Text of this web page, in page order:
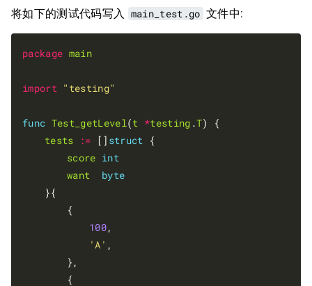
将如下的测试代码写入 main_test.go 文件中:
package main
import "testing"
func Test_getLevel (t *testing .T) {
tests
:= [] struct {
score int
want
byte
100,
'A' ,